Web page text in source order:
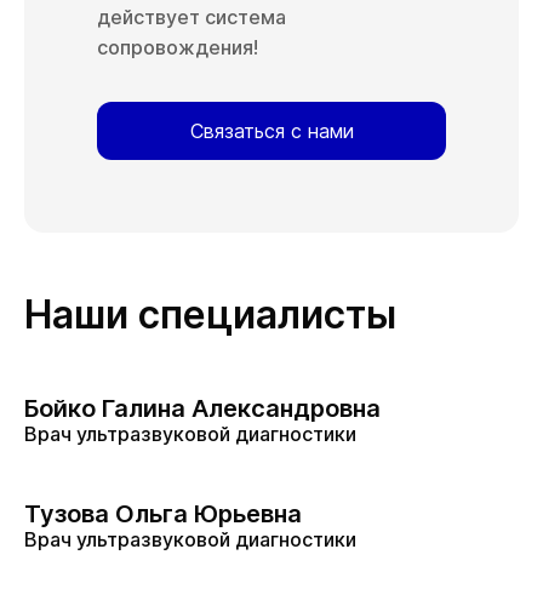
действует система
сопровождения!
Связаться с нами
Наши специалисты
Бойко Галина Александровна
Врач ультразвуковой диагностики
Тузова Ольга Юрьевна
Врач ультразвуковой диагностики